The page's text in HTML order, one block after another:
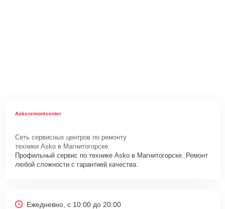
Askoremontcenter
Сеть сервисных центров по ремонту
техники Asko в Магнитогорске.
Профильный сервис по технике Asko в Магнитогорске. Ремонт
любой сложности с гарантией качества.
Ежедневно, с 10:00 до 20:00